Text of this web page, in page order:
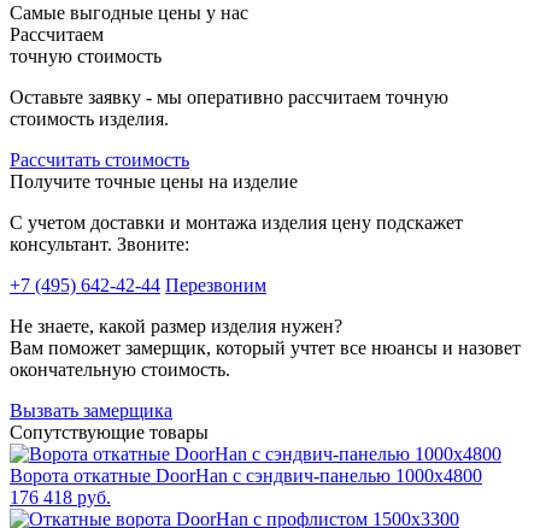
Самые выгодные цены у нас
Рассчитаем
точную стоимость
Оставьте заявку - мы оперативно рассчитаем точную
стоимость изделия.
Рассчитать стоимость
Получите точные цены на изделие
C учетом доставки и монтажа изделия цену подскажет
консультант. Звоните:
+7 (495) 642-42-44 Перезвоним
Не знаете, какой размер изделия нужен?
Вам поможет замерщик, который учтет все нюансы и назовет
окончательную стоимость.
Вызвать замерщика
Сопутствующие товары
Ворота откатные DoorHan с сэндвич-панелью 1000x4800
176 418 руб.